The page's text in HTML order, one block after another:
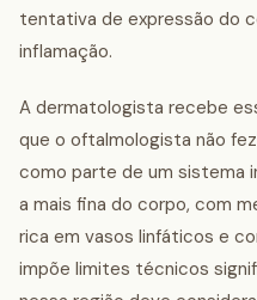
tentativa de expressão do
inflamação.
A dermatologista recebe
que o oftalmologista não
como parte de um sistema
a mais fina do corpo, com
rica em vasos linfáticos e
impõe limites técnicos